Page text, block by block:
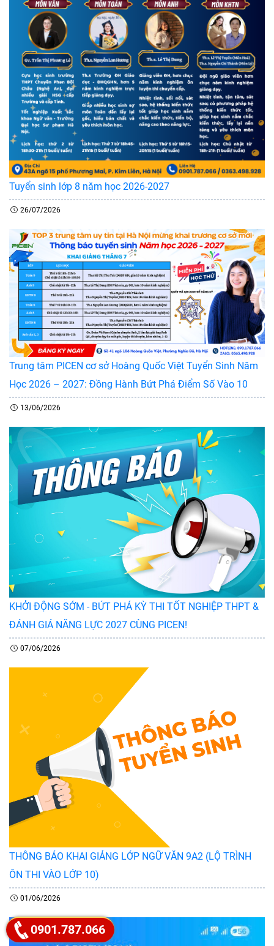
Tuyển sinh lớp 8 năm học 2026-2027
26/07/2026
Trung tâm PICEN cơ sở Hoàng Quốc Việt Tuyển Sinh Năm
Học 2026 – 2027: Đồng Hành Bứt Phá Điểm Số Vào 10
13/06/2026
KHỞI ĐỘNG SỚM - BỨT PHÁ KỲ THI TỐT NGHIỆP THPT &
ĐÁNH GIÁ NĂNG LỰC 2027 CÙNG PICEN!
07/06/2026
THÔNG BÁO KHAI GIẢNG LỚP NGỮ VĂN 9A2 (LỘ TRÌNH
ÔN THI VÀO LỚP 10)
01/06/2026
0901.787.066